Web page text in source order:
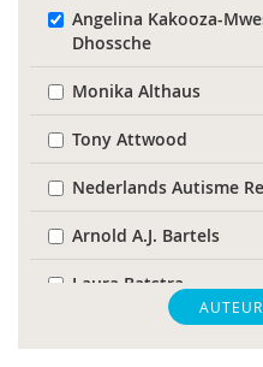
Angelina Kakooza-
Dhossche
Monika Althaus
Tony Attwood
Nederlands Autisme
Arnold A.J. Bartels
Laura Batstra
Sander Begeer